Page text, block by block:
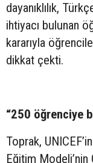
dayanıklılık,
ihtiyacı bulunan
kararıyla
dikkat çekti.
“250 öğrenciye
Toprak,
Eğitim Modeli’nin